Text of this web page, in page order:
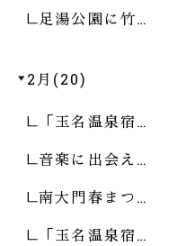
足湯公園に竹…
2月(20)
「玉名温泉宿…
音楽に出会え…
南大門春まつ…
「玉名温泉宿…